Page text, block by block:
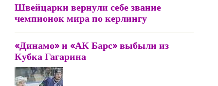
Швейцарки вернули себе звание
чемпионок мира по керлингу
«Динамо» и «АК Барс» выбыли из
Кубка Гагарина